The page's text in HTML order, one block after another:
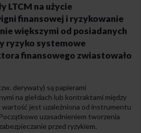
LTCM na użycie
finansowej i ryzykowanie
większymi od posiadanych
ryzyko systemowe
finansowego zwiastowało
derywaty) są papierami
na giełdach lub kontraktami między
jest uzależniona od instrumentu
uzasadnieniem tworzenia
przed ryzykiem.